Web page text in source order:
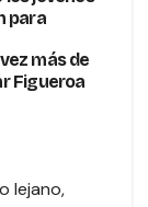
para
más de
Figueroa
lejano,